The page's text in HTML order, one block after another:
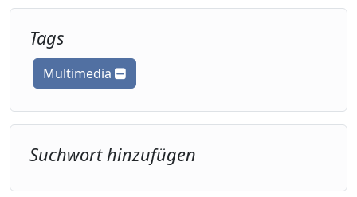
Tags
Multimedia
Suchwort hinzufügen